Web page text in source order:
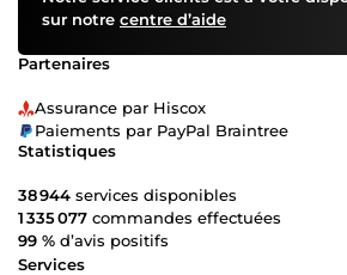
sur notre centre d’aide
Partenaires
Assurance par Hiscox
Paiements par PayPal Braintree
Statistiques
38 944 services disponibles
1 335 077 commandes effectuées
99 % d’avis positifs
Services